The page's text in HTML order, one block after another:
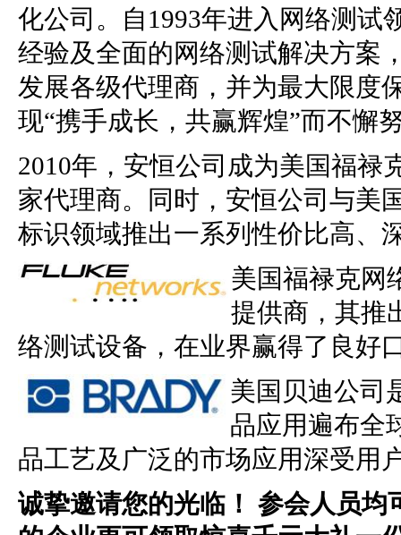
化公司。自1993年进入网络测试
经验及全面的网络测试解决方案
发展各级代理商，并为最大限度
现“携手成长，共赢辉煌”而不懈
2010年，安恒公司成为美国福禄
家代理商。同时，安恒公司与美
标识领域推出一系列性价比高、
美国福禄克网
提供商，其推
络测试设备，在业界赢得了良好
美国贝迪公司
品应用遍布全
品工艺及广泛的市场应用深受用
诚挚邀请您的光临！ 参会人员均